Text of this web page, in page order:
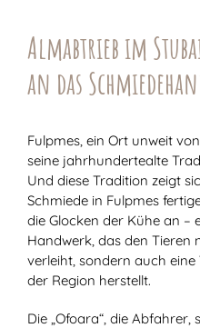
Almabtrieb im
an das
Fulpmes, ein Ort unweit
seine jahrhundertealte
Und diese Tradition zeigt
Schmiede in Fulpmes
die Glocken der Kühe an –
Handwerk, das den Tieren
verleiht, sondern auch
der Region herstellt.
Die „Ofoara“, die